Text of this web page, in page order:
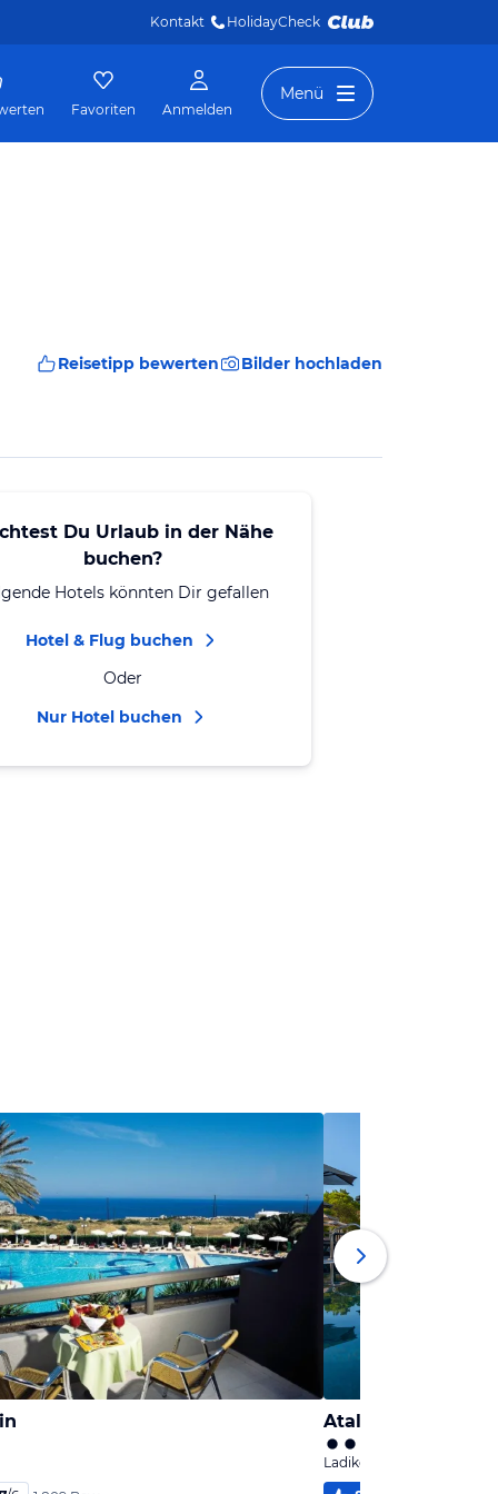
Kontakt HolidayCheck
Favoriten Anmelden
Menü
Reisetipp bewerten Bilder hochladen
Du Urlaub in der Nähe
buchen?
Hotels könnten Dir gefallen
Hotel & Flug buchen
Oder
Nur Hotel buchen
Atalanti Boutique
Ladiko, Rhodos